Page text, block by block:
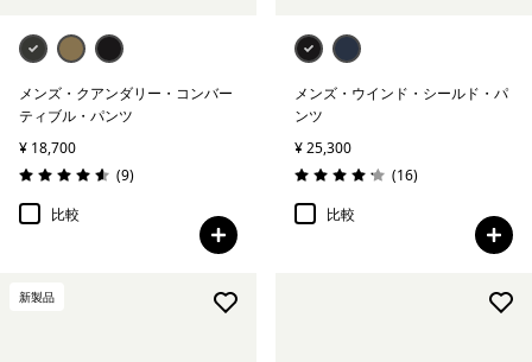
メンズ・クアンダリー・コンバー
ティブル・パンツ
¥ 18,700
評価: 4.6 / 5
(9レビュー
)
比較
メンズ・ウインド・シールド・パ
ンツ
¥ 25,300
評価: 4.2 / 5
(16レビュー
)
比較
新製品